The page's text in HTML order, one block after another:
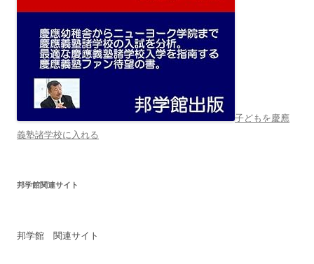
子どもを慶應
義塾諸学校に入れる
邦学館関連サイト
邦学館 関連サイト